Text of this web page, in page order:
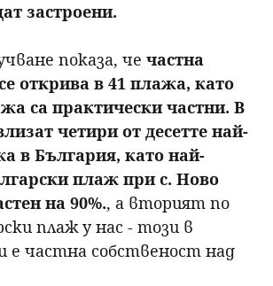
застроени.
показа, че частна
открива в 41 плажа, като
са практически частни. В
четири от десетте най-
в България, като най-
плаж при с. Ново
на 90%., а вторият по
плаж у нас - този в
е частна собственост над